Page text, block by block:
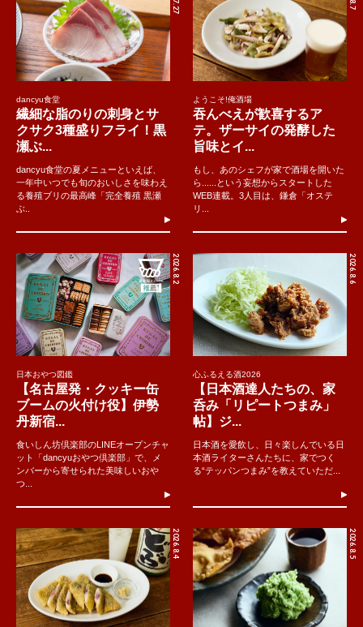
dancyu食堂
繊細な脂のりの刺身とサ
クサク3種盛りフライ！黒
瀬ぶ...
dancyu食堂の夏メニューといえば、
一年中いつでも旬のおいしさを味わえ
る養殖ブリの最高峰「完全養殖 黒瀬
ぶ..
ようこそ!俺酒場
吞んべえが歓喜するア
テ。ザーサイの発酵した
旨味とイ...
もし、あのシェフが家で酒場を開いた
ら......という妄想からスタートした
WEB連載。3人目は、鎌倉「オステ
リ...
2026.8.2
日本おやつ図鑑
【名古屋発・クッキー缶
ブームの火付け役】伊勢
丹新宿...
食いしん坊倶楽部のLINEオープンチャ
ット「dancyuおやつ倶楽部」で、メ
ンバーから寄せられた美味しいおや
つ...
2026.8.6
心ふるえる酒2026
【日本酒達人たちの、家
呑み「リピートつまみ」
帖】ジ...
日本酒を愛飲し、日々楽しんでいる日
本酒ライターさんたちに、家でつく
る“テッパンつまみ”を教えていただ...
2026.8.4 2026.8.5